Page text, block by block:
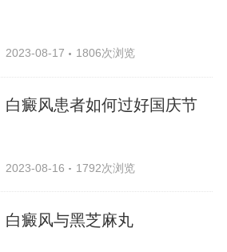
2023-08-17 1806次浏览
白癜风患者如何过好国庆节
2023-08-16 1792次浏览
白癜风与黑芝麻丸